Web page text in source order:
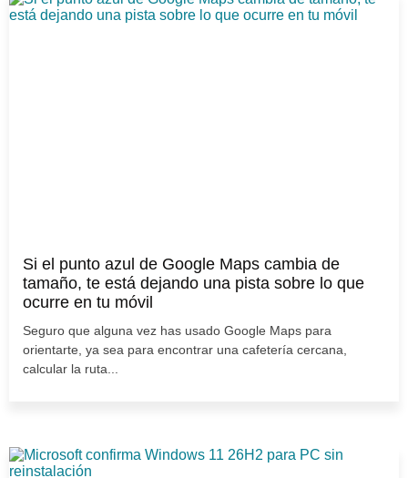
Si el punto azul de Google Maps cambia de
tamaño, te está dejando una pista sobre lo que
ocurre en tu móvil
Seguro que alguna vez has usado Google Maps para
orientarte, ya sea para encontrar una cafetería cercana,
calcular la ruta...